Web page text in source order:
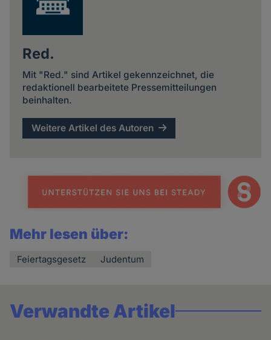
Red.
Mit "Red." sind Artikel gekennzeichnet, die
redaktionell bearbeitete Pressemitteilungen
beinhalten.
Weitere Artikel des Autoren
Mehr lesen über:
Feiertagsgesetz Judentum
Verwandte Artikel